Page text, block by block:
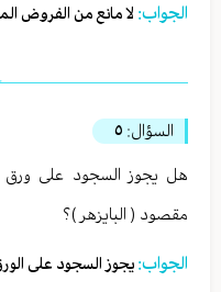
الجواب: لا مانع من الفروض
السؤال: ٥
هل يجوز السجود على ورق
مقصود ( البايزهر )؟
الجواب: يجوز السجود على